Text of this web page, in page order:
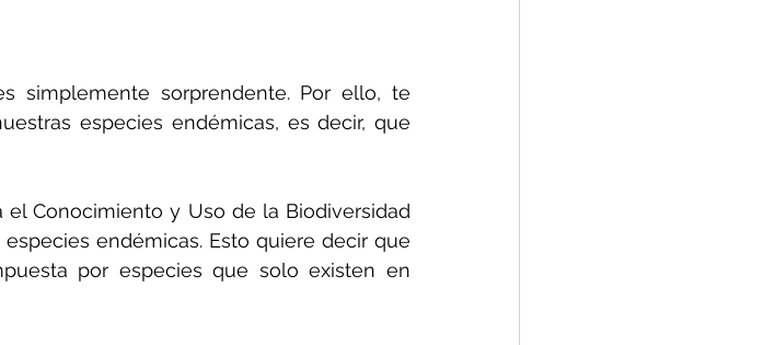
simplemente sorprendente. Por ello, te
especies endémicas, es decir, que
Conocimiento y Uso de la Biodiversidad
endémicas. Esto quiere decir que
por especies que solo existen en